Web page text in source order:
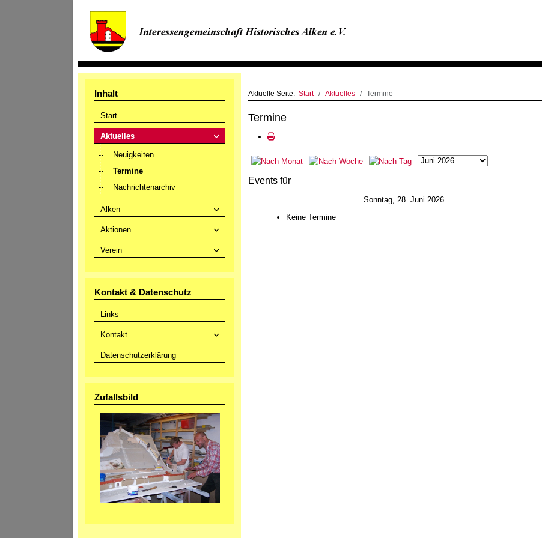
Inhalt
Start
Aktuelles
Neuigkeiten
Termine
Nachrichtenarchiv
Alken
Aktionen
Verein
Kontakt & Datenschutz
Links
Kontakt
Datenschutzerklärung
Zufallsbild
Aktuelle Seite: Start Aktuelles Termine
Termine
Events für
Sonntag, 28. Juni 2026
Keine Termine